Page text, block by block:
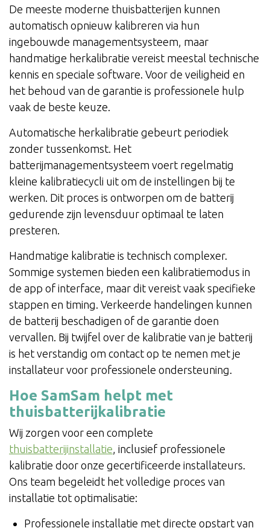
De meeste moderne thuisbatterijen kunnen
automatisch opnieuw kalibreren via hun
ingebouwde managementsysteem, maar
handmatige herkalibratie vereist meestal technische
kennis en speciale software. Voor de veiligheid en
het behoud van de garantie is professionele hulp
vaak de beste keuze.
Automatische herkalibratie gebeurt periodiek
zonder tussenkomst. Het
batterijmanagementsysteem voert regelmatig
kleine kalibratiecycli uit om de instellingen bij te
werken. Dit proces is ontworpen om de batterij
gedurende zijn levensduur optimaal te laten
presteren.
Handmatige kalibratie is technisch complexer.
Sommige systemen bieden een kalibratiemodus in
de app of interface, maar dit vereist vaak specifieke
stappen en timing. Verkeerde handelingen kunnen
de batterij beschadigen of de garantie doen
vervallen. Bij twijfel over de kalibratie van je batterij
is het verstandig om contact op te nemen met je
installateur voor professionele ondersteuning.
Hoe SamSam helpt met
thuisbatterijkalibratie
Wij zorgen voor een complete
thuisbatterijinstallatie , inclusief professionele
kalibratie door onze gecertificeerde installateurs.
Ons team begeleidt het volledige proces van
installatie tot optimalisatie:
Professionele installatie met directe opstart van